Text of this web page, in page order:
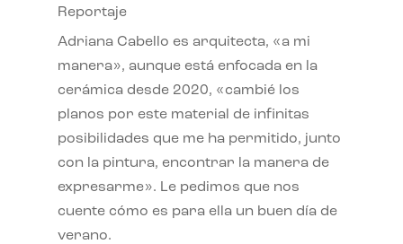
Reportaje
Adriana Cabello es arquitecta, «a mi
manera», aunque está enfocada en la
cerámica desde 2020, «cambié los
planos por este material de infinitas
posibilidades que me ha permitido, junto
con la pintura, encontrar la manera de
expresarme». Le pedimos que nos
cuente cómo es para ella un buen día de
verano.